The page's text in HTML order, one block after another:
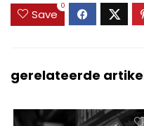
Save
0
gerelateerde